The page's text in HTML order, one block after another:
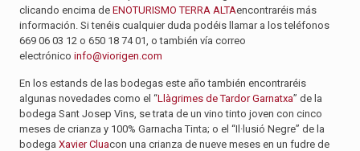
clicando encima deENOTURISMO TERRA ALTAencontraréis más
información. Si tenéis cualquier duda podéis llamar a los teléfonos
669 06 03 12 o 650 18 74 01, o también vía correo
electrónicoinfo@viorigen.com
En los estands de las bodegas este año también encontraréis
algunas novedades como el “Llàgrimes de Tardor Garnatxa” de la
bodega Sant Josep Vins, se trata de un vino tinto joven con cinco
meses de crianza y 100% Garnacha Tinta; o el “Il·lusió Negre” de la
bodegaXavier Cluacon una crianza de nueve meses en un fudre de